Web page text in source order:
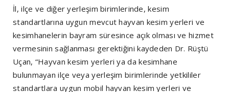
İl, ilçe ve diğer yerleşim birimlerinde, kesim
standartlarına uygun mevcut hayvan kesim yerleri ve
kesimhanelerin bayram süresince açık olması ve hizmet
vermesinin sağlanması gerektiğini kaydeden Dr. Rüştü
Uçan, “Hayvan kesim yerleri ya da kesimhane
bulunmayan ilçe veya yerleşim birimlerinde yetkililer
standartlara uygun mobil hayvan kesim yerleri ve